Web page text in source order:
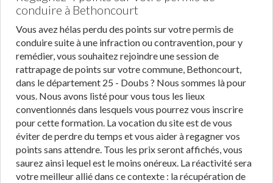
conduire à Bethoncourt
Vous avez hélas perdu des points sur votre permis de
conduire suite à une infraction ou contravention, pour y
remédier, vous souhaitez rejoindre une session de
rattrapage de points sur votre commune, Bethoncourt,
dans le département 25 - Doubs ? Nous sommes là pour
vous. Nous avons listé pour vous tous les lieux
conventionnés dans lesquels vous pourrez vous inscrire
pour cette formation. La vocation du site est de vous
éviter de perdre du temps et vous aider à regagner vos
points sans attendre. Tous les prix seront affichés, vous
saurez ainsi lequel est le moins onéreux. La réactivité sera
votre meilleur allié dans ce contexte : la récupération de